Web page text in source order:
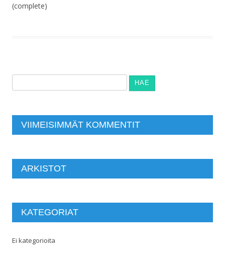
(complete)
VIIMEISIMMÄT KOMMENTIT
ARKISTOT
KATEGORIAT
Ei kategorioita